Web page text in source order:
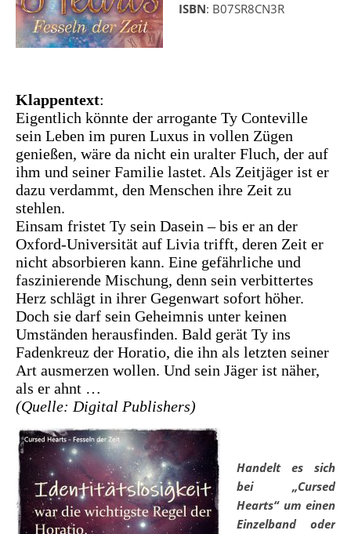
ISBN: B07SR8CN3R
Klappentext:
Eigentlich könnte der arrogante Ty Conteville
sein Leben im puren Luxus in vollen Zügen
genießen, wäre da nicht ein uralter Fluch, der auf
ihm und seiner Familie lastet. Als Zeitjäger ist er
dazu verdammt, den Menschen ihre Zeit zu
stehlen.
Einsam fristet Ty sein Dasein – bis er an der
Oxford-Universität auf Livia trifft, deren Zeit er
nicht absorbieren kann. Eine gefährliche und
faszinierende Mischung, denn sein verbittertes
Herz schlägt in ihrer Gegenwart sofort höher.
Doch sie darf sein Geheimnis unter keinen
Umständen herausfinden. Bald gerät Ty ins
Fadenkreuz der Horatio, die ihn als letzten seiner
Art ausmerzen wollen. Und sein Jäger ist näher,
als er ahnt …
(Quelle: Digital Publishers)
Handelt es sich
bei „Cursed
Hearts“ um einen
Einzelband oder